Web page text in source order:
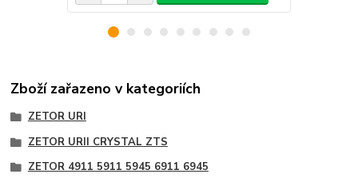
Zboží zařazeno v kategoriích
ZETOR URI
ZETOR URII CRYSTAL ZTS
ZETOR 4911 5911 5945 6911 6945